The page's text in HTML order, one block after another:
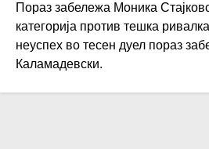
Пораз забележа Моника
категорија против тешка
неуспех во тесен дуел пораз
Каламадевски.